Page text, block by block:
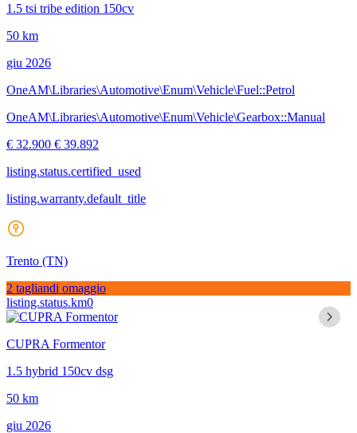
1.5 tsi tribe edition 150cv
50 km
giu 2026
OneAM\Libraries\Automotive\Enum\Vehicle\Fuel::Petrol
OneAM\Libraries\Automotive\Enum\Vehicle\Gearbox::Manual
€ 32.900 € 39.892
listing.status.certified_used
listing.warranty.default_title
Trento (TN)
2 tagliandi omaggio
listing.status.km0
CUPRA Formentor
1.5 hybrid 150cv dsg
50 km
giu 2026